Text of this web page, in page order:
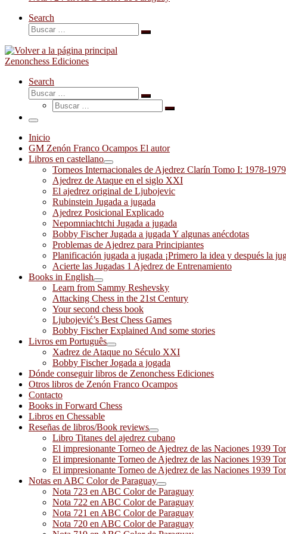
Search
Buscar
Buscar
Zenonchess Ediciones
Search
Buscar
Buscar
Buscar
Buscar
Menú
Inicio
GM Zenón Franco Ocampos El autor
Libros en castellano
Torneos Internacionales de Ajedrez Clarín Tomo I: 1978-1979
Ajedrez de Ataque en el siglo XXI
El ajedrez original de Ljubojevic
Rubinstein Jugada a jugada
Ajedrez Posicional Explicado
Nepomniachtchi Jugada a jugada
Bobby Fischer Jugada a jugada Y algunas anécdotas
Problemas de Ajedrez para Principiantes
Planificación jugada a jugada ¡Primero la idea y después la
Acierte las Jugadas 1 Ajedrez de Entrenamiento
Books in English
Learn from Sammy Reshevsky
Attacking Chess in the 21st Century
Your second chess book
Ljubojević’s Best Chess Games
Bobby Fischer Explained And some stories
Livros em Português
Xadrez de Ataque no Século XXI
Bobby Fischer Jogada a jogada
Dónde conseguir libros de Zenonchess Ediciones
Otros libros de Zenón Franco Ocampos
Contacto
Books in Forward Chess
Libros en Chessable
Reseñas de libros/Book reviews
Libro Titanes del ajedrez cubano
El impresionante Torneo de Ajedrez de las Naciones 1939
El impresionante Torneo de Ajedrez de las Naciones 1939
El impresionante Torneo de Ajedrez de las Naciones 1939
Notas en ABC Color de Paraguay
Nota 723 en ABC Color de Paraguay
Nota 722 en ABC Color de Paraguay
Nota 721 en ABC Color de Paraguay
Nota 720 en ABC Color de Paraguay